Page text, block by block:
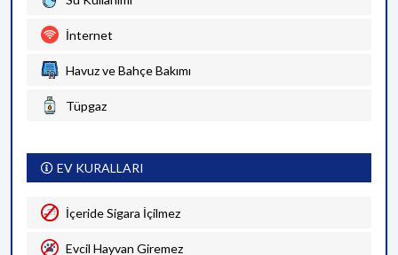
İnternet
Havuz ve Bahçe Bakımı
Tüpgaz
EV KURALLARI
İçeride Sigara İçilmez
Evcil Hayvan Giremez